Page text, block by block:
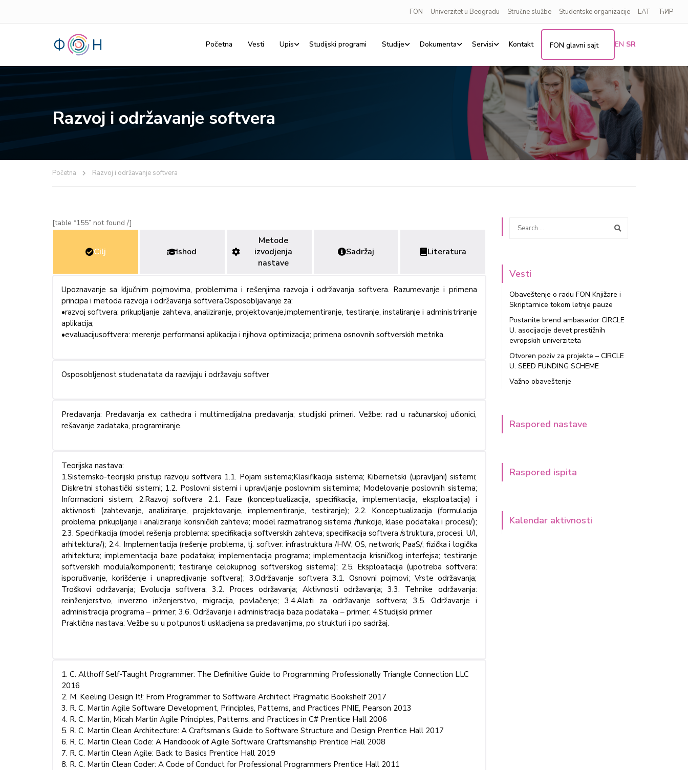
FON Univerzitet u Beogradu Stručne službe Studentske organizacije LAT ЋИР
Početna Vesti Upis Studijski programi Studije Dokumenta Servisi Kontakt FON glavni sajt EN SR
Razvoj i održavanje softvera
Početna Razvoj i održavanje softvera
[table “155” not found /]
Cilj Ishod
Metode
izvodjenja
nastave
Sadržaj Literatura
Upoznavanje sa ključnim pojmovima, problemima i rešenjima razvoja i održavanja softvera. Razumevanje i primena
principa i metoda razvoja i održavanja softvera.Osposobljavanje za:
•razvoj softvera: prikupljanje zahteva, analiziranje, projektovanje,implementiranje, testiranje, instaliranje i administriranje
aplikacija;
•evaluacijusoftvera: merenje performansi aplikacija i njihova optimizacija; primena osnovnih softverskih metrika.
Osposobljenost studenatata da razvijaju i održavaju softver
Predavanja: Predavanja ex cathedra i multimedijalna predavanja; studijski primeri. Vežbe: rad u računarskoj učionici,
rešavanje zadataka, programiranje.
Teorijska nastava:
1.Sistemsko-teorijski pristup razvoju softvera 1.1. Pojam sistema;Klasifikacija sistema; Kibernetski (upravljani) sistemi;
Diskretni stohastički sistemi; 1.2. Poslovni sistemi i upravljanje poslovnim sistemima; Modelovanje poslovnih sistema;
Informacioni sistem; 2.Razvoj softvera 2.1. Faze (konceptualizacija, specifikacija, implementacija, eksploatacija) i
aktivnosti (zahtevanje, analiziranje, projektovanje, implementiranje, testiranje); 2.2. Konceptualizacija (formulacija
problema: prikupljanje i analiziranje korisničkih zahteva; model razmatranog sistema /funkcije, klase podataka i procesi/);
2.3. Specifikacija (model rešenja problema: specifikacija softverskih zahteva; specifikacija softvera /struktura, procesi, U/I,
arhitektura/); 2.4. Implementacija (rešenje problema, tj. softver: infrastruktura /HW, OS, network; PaaS/; fizička i logička
arhitektura; implementacija baze podataka; implementacija programa; implementacija krisničkog interfejsa; testiranje
softverskih modula/komponenti; testiranje celokupnog softverskog sistema); 2.5. Eksploatacija (upotreba softvera:
isporučivanje, korišćenje i unapredjivanje softvera); 3.Održavanje softvera 3.1. Osnovni pojmovi; Vrste održavanja;
Troškovi održavanja; Evolucija softvera; 3.2. Proces održavanja; Aktivnosti održavanja; 3.3. Tehnike održavanja:
reinženjerstvo, inverzno inženjerstvo, migracija, povlačenje; 3.4.Alati za održavanje softvera; 3.5. Održavanje i
administracija programa – primer; 3.6. Održavanje i administracija baza podataka – primer; 4.Studijski primer
Praktična nastava: Vežbe su u potpunosti uskladjena sa predavanjima, po strukturi i po sadržaj.
1. C. Althoff Self-Taught Programmer: The Definitive Guide to Programming Professionally Triangle Connection LLC
2016
2. M. Keeling Design It!: From Programmer to Software Architect Pragmatic Bookshelf 2017
3. R. C. Martin Agile Software Development, Principles, Patterns, and Practices PNIE, Pearson 2013
4. R. C. Martin, Micah Martin Agile Principles, Patterns, and Practices in C# Prentice Hall 2006
5. R. C. Martin Clean Architecture: A Craftsman’s Guide to Software Structure and Design Prentice Hall 2017
6. R. C. Martin Clean Code: A Handbook of Agile Software Craftsmanship Prentice Hall 2008
7. R. C. Martin Clean Agile: Back to Basics Prentice Hall 2019
8. R. C. Martin Clean Coder: A Code of Conduct for Professional Programmers Prentice Hall 2011
Vesti
Obaveštenje o radu FON Knjižare i
Skriptarnice tokom letnje pauze
Postanite brend ambasador CIRCLE
U. asocijacije devet prestižnih
evropskih univerziteta
Otvoren poziv za projekte – CIRCLE
U. SEED FUNDING SCHEME
Važno obaveštenje
Raspored nastave
Raspored ispita
Kalendar aktivnosti